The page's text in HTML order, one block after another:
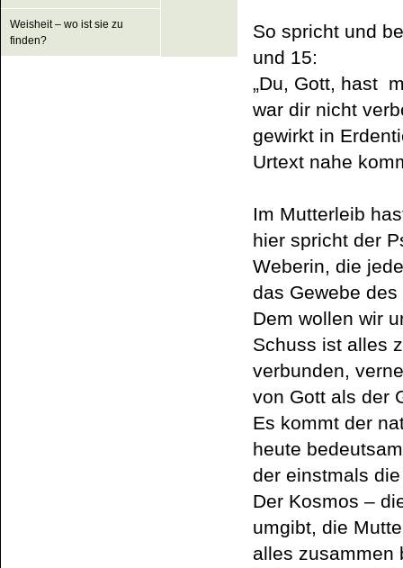
Weisheit – wo ist sie zu
finden?
So spricht und
und 15:
„Du, Gott, hast
war dir nicht
gewirkt in
Urtext nahe
Im Mutterleib
hier spricht der
Weberin, die
das Gewebe
Dem wollen wir
Schuss ist alles
verbunden,
von Gott als der
Es kommt der
heute
der einstmals
Der Kosmos –
umgibt, die
alles zusammen